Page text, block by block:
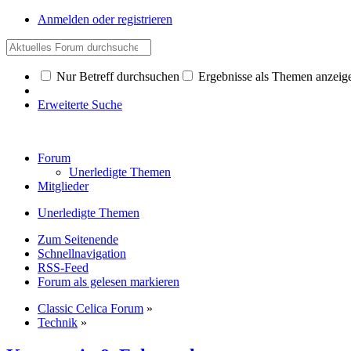
Anmelden oder registrieren
Nur Betreff durchsuchen Ergebnisse als Themen
Erweiterte Suche
Forum
Unerledigte Themen
Mitglieder
Unerledigte Themen
Zum Seitenende
Schnellnavigation
RSS-Feed
Forum als gelesen markieren
Classic Celica Forum »
Technik »